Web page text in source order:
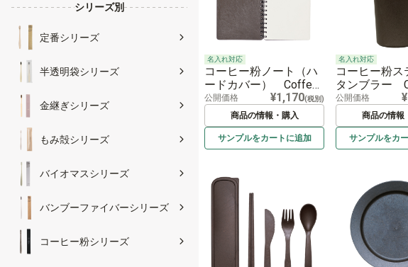
シリーズ別
定番シリーズ
半透明袋シリーズ
金継ぎシリーズ
もみ殻シリーズ
バイオマスシリーズ
バンブーファイバーシリーズ
コーヒー粉シリーズ
名入れ対応
コーヒー粉ノート（ハ
ードカバー） Coffee
Grounds Notebook（har
dcover)
公開価格 ¥1,170(税別)
商品の情報・購入
サンプルをカートに追加
名入れ対応
コーヒー粉ス
タンブラー
ounds
公開価格
商品の情報
サンプルをカ